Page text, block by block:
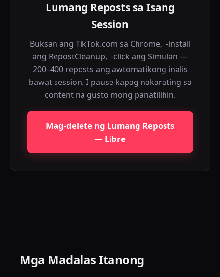
Lumang Reposts sa Isang
Session
Buksan ang TikTok.com sa Chrome, i-install
ang RepostCleanup, i-click ang Simulan —
200–400 reposts ang awtomatikong inalis
bawat session. I-pause kapag nakarating sa
content na gusto mong panatilihin.
Mag-delete ng Lumang Reposts
— Libre
Mga Madalas Itanong